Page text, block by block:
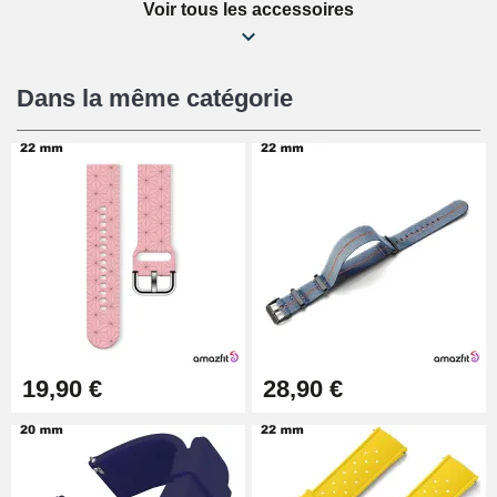
Kit Réparation Montre Débutant
16,90 €
Pied à Coulisse Numérique
9,90 €
Kit Horlogerie Débutant
Boîte Pompe Bracelet Montre -
Diamètre 1,50 mm - 8 à 25 mm
14,08 €
Boîte Pompe pour Bracelet
Voir tous les accessoires
Dans la même catégorie
19,90 € 28,90 €